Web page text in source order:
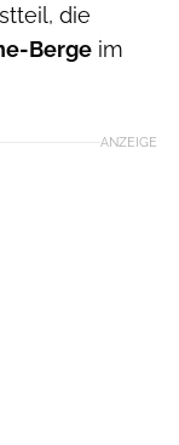
die
Berge im
ANZEIGE